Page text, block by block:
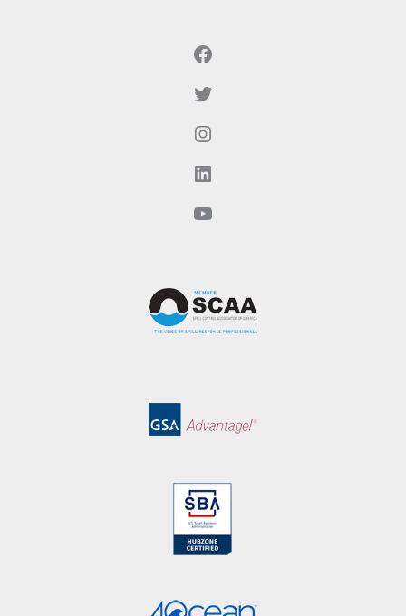
Facebook
Twitter
Instagram
LinkedIn
YouTube